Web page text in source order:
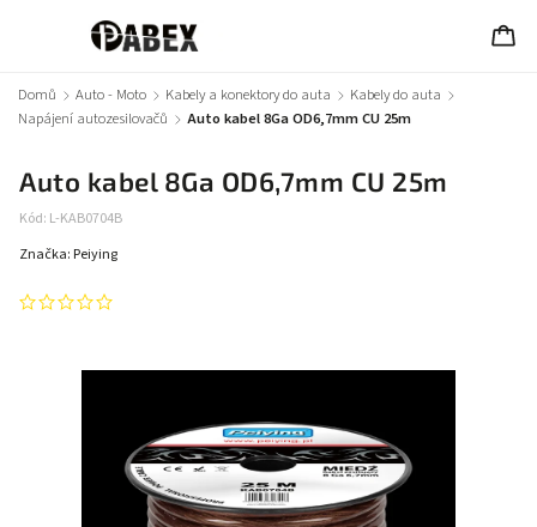
Domů / Auto - Moto / Kabely a konektory do auta / Kabely do auta /
Napájení autozesilovačů / Auto kabel 8Ga OD6,7mm CU 25m
Auto kabel 8Ga OD6,7mm CU 25m
Kód: L-KAB0704B
Značka: Peiying